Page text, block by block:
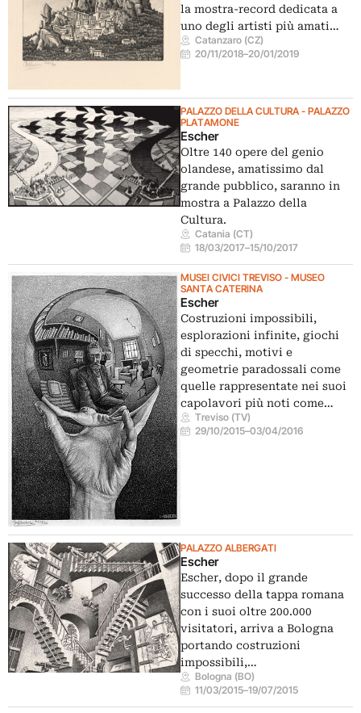
la mostra-record dedicata a
uno degli artisti più amati…
Catanzaro (CZ)
20/11/2018–20/01/2019
PALAZZO DELLA CULTURA - PALAZZO
PLATAMONE
Escher
Oltre 140 opere del genio
olandese, amatissimo dal
grande pubblico, saranno in
mostra a Palazzo della
Cultura.
Catania (CT)
18/03/2017–15/10/2017
MUSEI CIVICI TREVISO - MUSEO
SANTA CATERINA
Escher
Costruzioni impossibili,
esplorazioni infinite, giochi
di specchi, motivi e
geometrie paradossali come
quelle rappresentate nei suoi
capolavori più noti come…
Treviso (TV)
29/10/2015–03/04/2016
PALAZZO ALBERGATI
Escher
Escher, dopo il grande
successo della tappa romana
con i suoi oltre 200.000
visitatori, arriva a Bologna
portando costruzioni
impossibili,…
Bologna (BO)
11/03/2015–19/07/2015